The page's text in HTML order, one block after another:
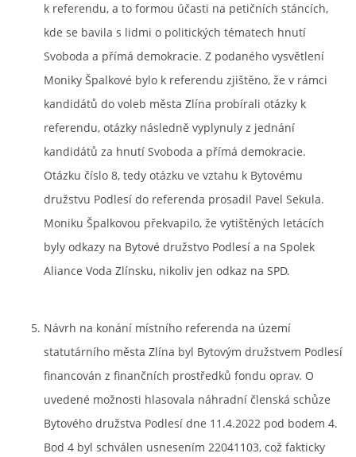
k referendu, a to formou účasti na petičních stáncích,
kde se bavila s lidmi o politických tématech hnutí
Svoboda a přímá demokracie. Z podaného vysvětlení
Moniky Špalkové bylo k referendu zjištěno, že v rámci
kandidátů do voleb města Zlína probírali otázky k
referendu, otázky následně vyplynuly z jednání
kandidátů za hnutí Svoboda a přímá demokracie.
Otázku číslo 8, tedy otázku ve vztahu k Bytovému
družstvu Podlesí do referenda prosadil Pavel Sekula.
Moniku Špalkovou překvapilo, že vytištěných letácích
byly odkazy na Bytové družstvo Podlesí a na Spolek
Aliance Voda Zlínsku, nikoliv jen odkaz na SPD.
Návrh na konání místního referenda na území
statutárního města Zlína byl Bytovým družstvem Podlesí
financován z finančních prostředků fondu oprav. O
uvedené možnosti hlasovala náhradní členská schůze
Bytového družstva Podlesí dne 11.4.2022 pod bodem 4.
Bod 4 byl schválen usnesením 22041103, což fakticky